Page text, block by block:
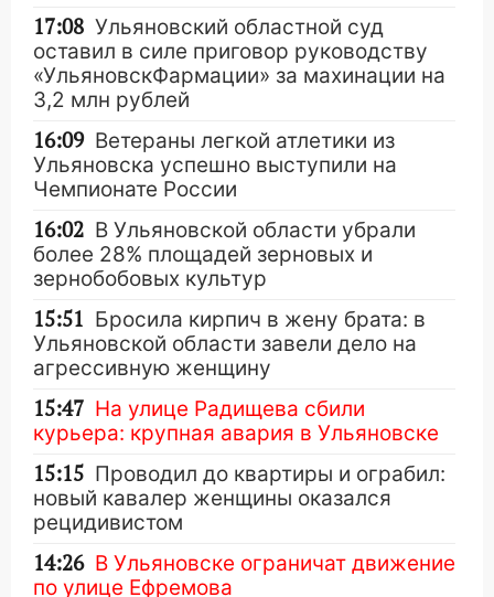
17:08 Ульяновский областной суд
оставил в силе приговор руководству
«УльяновскФармации» за махинации на
3,2 млн рублей
16:09 Ветераны легкой атлетики из
Ульяновска успешно выступили на
Чемпионате России
16:02 В Ульяновской области убрали
более 28% площадей зерновых и
зернобобовых культур
15:51 Бросила кирпич в жену брата: в
Ульяновской области завели дело на
агрессивную женщину
15:47 На улице Радищева сбили
курьера: крупная авария в Ульяновске
15:15 Проводил до квартиры и ограбил:
новый кавалер женщины оказался
рецидивистом
14:26 В Ульяновске ограничат движение
по улице Ефремова